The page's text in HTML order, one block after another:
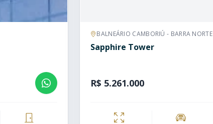
BALNEÁRIO CAMBORIÚ - BARRA NORTE
Sapphire Tower
R$ 5.261.000